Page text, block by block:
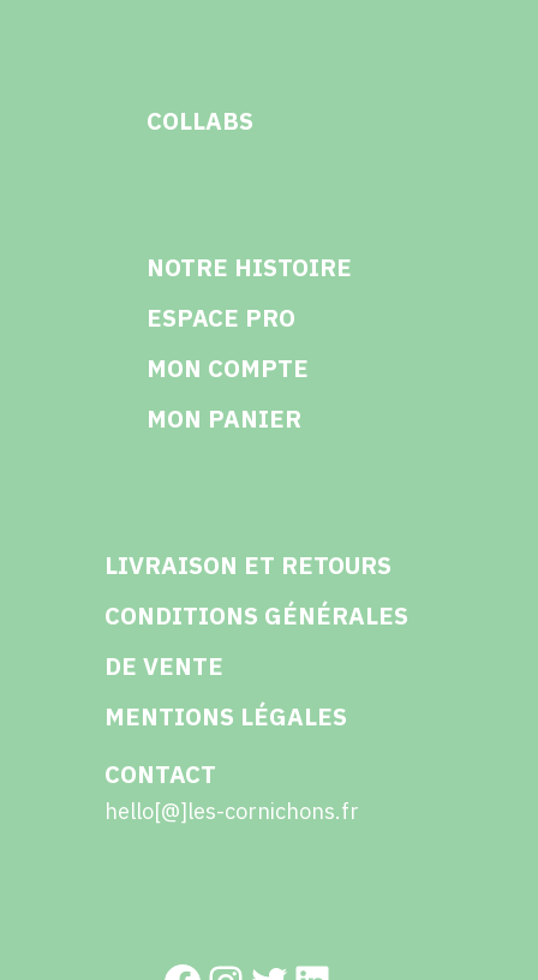
COLLABS
NOTRE HISTOIRE
ESPACE PRO
MON COMPTE
MON PANIER
LIVRAISON ET RETOURS
CONDITIONS GÉNÉRALES
DE VENTE
MENTIONS LÉGALES
CONTACT
hello[@]les-cornichons.fr